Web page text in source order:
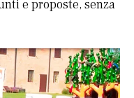
e proposte, senza